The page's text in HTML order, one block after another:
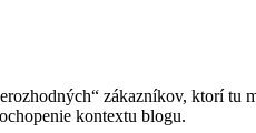
zákazníkov, ktorí tu
kontextu blogu.